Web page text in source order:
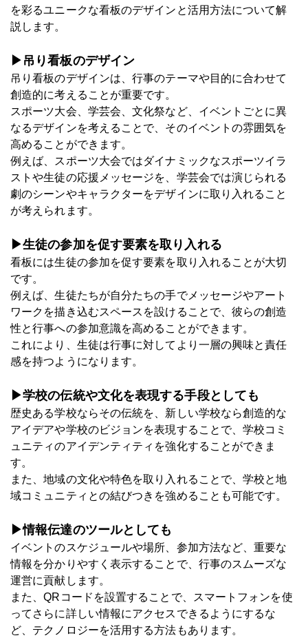
を彩るユニークな看板のデザインと活用方法について解
説します。
▶吊り看板のデザイン
吊り看板のデザインは、行事のテーマや目的に合わせて
創造的に考えることが重要です。
スポーツ大会、学芸会、文化祭など、イベントごとに異
なるデザインを考えることで、そのイベントの雰囲気を
高めることができます。
例えば、スポーツ大会ではダイナミックなスポーツイラ
ストや生徒の応援メッセージを、学芸会では演じられる
劇のシーンやキャラクターをデザインに取り入れること
が考えられます。
▶生徒の参加を促す要素を取り入れる
看板には生徒の参加を促す要素を取り入れることが大切
です。
例えば、生徒たちが自分たちの手でメッセージやアート
ワークを描き込むスペースを設けることで、彼らの創造
性と行事への参加意識を高めることができます。
これにより、生徒は行事に対してより一層の興味と責任
感を持つようになります。
▶学校の伝統や文化を表現する手段としても
歴史ある学校ならその伝統を、新しい学校なら創造的な
アイデアや学校のビジョンを表現することで、学校コミ
ュニティのアイデンティティを強化することができま
す。
また、地域の文化や特色を取り入れることで、学校と地
域コミュニティとの結びつきを強めることも可能です。
▶情報伝達のツールとしても
イベントのスケジュールや場所、参加方法など、重要な
情報を分かりやすく表示することで、行事のスムーズな
運営に貢献します。
また、QRコードを設置することで、スマートフォンを使
ってさらに詳しい情報にアクセスできるようにするな
ど、テクノロジーを活用する方法もあります。